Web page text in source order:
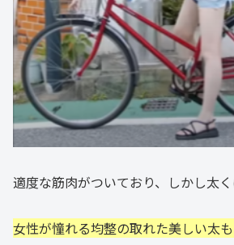
適度な筋肉がついており、しかし太く
女性が憧れる均整の取れた美しい太も